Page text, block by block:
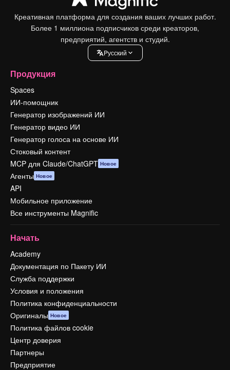
Креативная платформа для создания ваших лучших работ.
Более 1 миллиона подписчиков среди креаторов,
предприятий, агентств и студий.
Pусский
Продукция
Spaces
ИИ-помощник
Генератор изображений ИИ
Генератор видео ИИ
Генератор голоса на основе ИИ
Стоковый контент
MCP для Claude/ChatGPT Новое
Агенты Новое
API
Мобильное приложение
Все инструменты Magnific
Начать
Academy
Документация по Пакету ИИ
Служба поддержки
Условия и положения
Политика конфиденциальности
Оригиналы Новое
Политика файлов cookie
Центр доверия
Партнеры
Предприятие